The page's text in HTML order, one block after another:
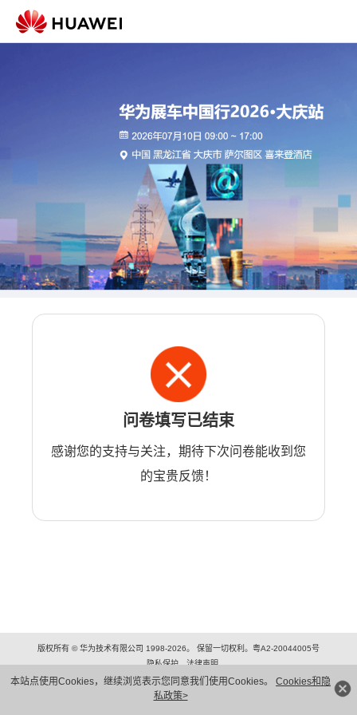
本站点使用Cookies，继续浏览表示您同意我们使用Cookies。 Cookies和隐
私政策>
问卷填写已结束
感谢您的支持与关注，期待下次问卷能收到您
的宝贵反馈！
版权所有 © 华为技术有限公司 1998-2026。 保留一切权利。粤A2-20044005号
隐私保护
法律声明